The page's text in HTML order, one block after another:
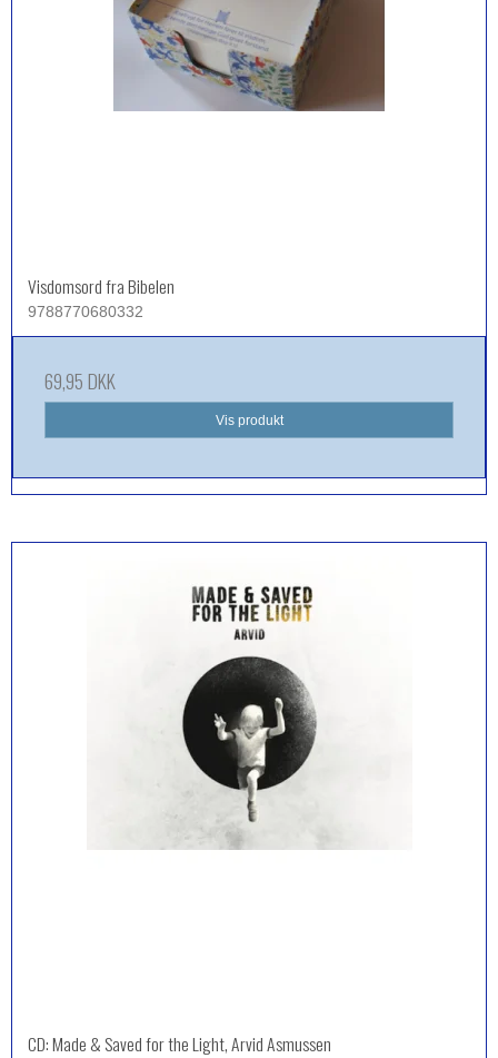
Visdomsord fra Bibelen
9788770680332
69,95 DKK
Vis produkt
CD: Made & Saved for the Light, Arvid Asmussen